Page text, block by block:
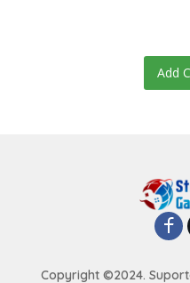
Add
Copyright ©2024.